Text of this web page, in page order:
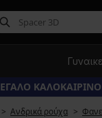
Ανδρικά ρούχα